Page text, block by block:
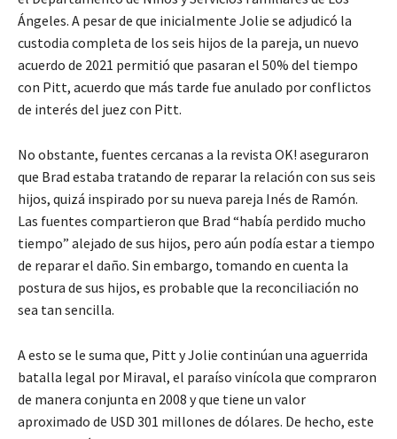
Ángeles. A pesar de que inicialmente Jolie se adjudicó la
custodia completa de los seis hijos de la pareja, un nuevo
acuerdo de 2021 permitió que pasaran el 50% del tiempo
con Pitt, acuerdo que más tarde fue anulado por conflictos
de interés del juez con Pitt.
No obstante, fuentes cercanas a la revista OK! aseguraron
que Brad estaba tratando de reparar la relación con sus seis
hijos, quizá inspirado por su nueva pareja Inés de Ramón.
Las fuentes compartieron que Brad “había perdido mucho
tiempo” alejado de sus hijos, pero aún podía estar a tiempo
de reparar el daño. Sin embargo, tomando en cuenta la
postura de sus hijos, es probable que la reconciliación no
sea tan sencilla.
A esto se le suma que, Pitt y Jolie continúan una aguerrida
batalla legal por Miraval, el paraíso vinícola que compraron
de manera conjunta en 2008 y que tiene un valor
aproximado de USD 301 millones de dólares. De hecho, este